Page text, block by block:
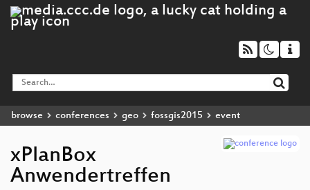
browse conferences geo fossgis2015 event
xPlanBox
Anwendertreffen